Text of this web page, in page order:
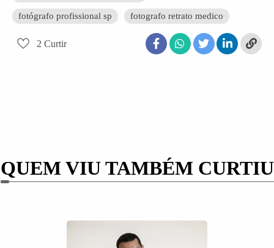
fotógrafo profissional sp fotografo retrato medico
2 Curtir
QUEM VIU TAMBÉM CURTIU